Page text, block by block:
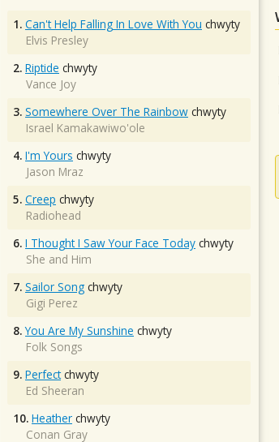
1. Can't Help Falling In Love With You chwyty
Elvis Presley
2. Riptide chwyty
Vance Joy
3. Somewhere Over The Rainbow chwyty
Israel Kamakawiwo'ole
4. I'm Yours chwyty
Jason Mraz
5. Creep chwyty
Radiohead
6. I Thought I Saw Your Face Today chwyty
She and Him
7. Sailor Song chwyty
Gigi Perez
8. You Are My Sunshine chwyty
Folk Songs
9. Perfectchwyty
Ed Sheeran
10. Heather chwyty
Conan Gray